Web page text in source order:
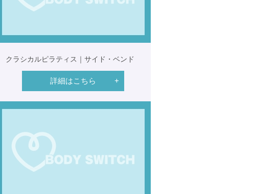
クラシカルピラティス｜サイド・ベンド
詳細はこちら